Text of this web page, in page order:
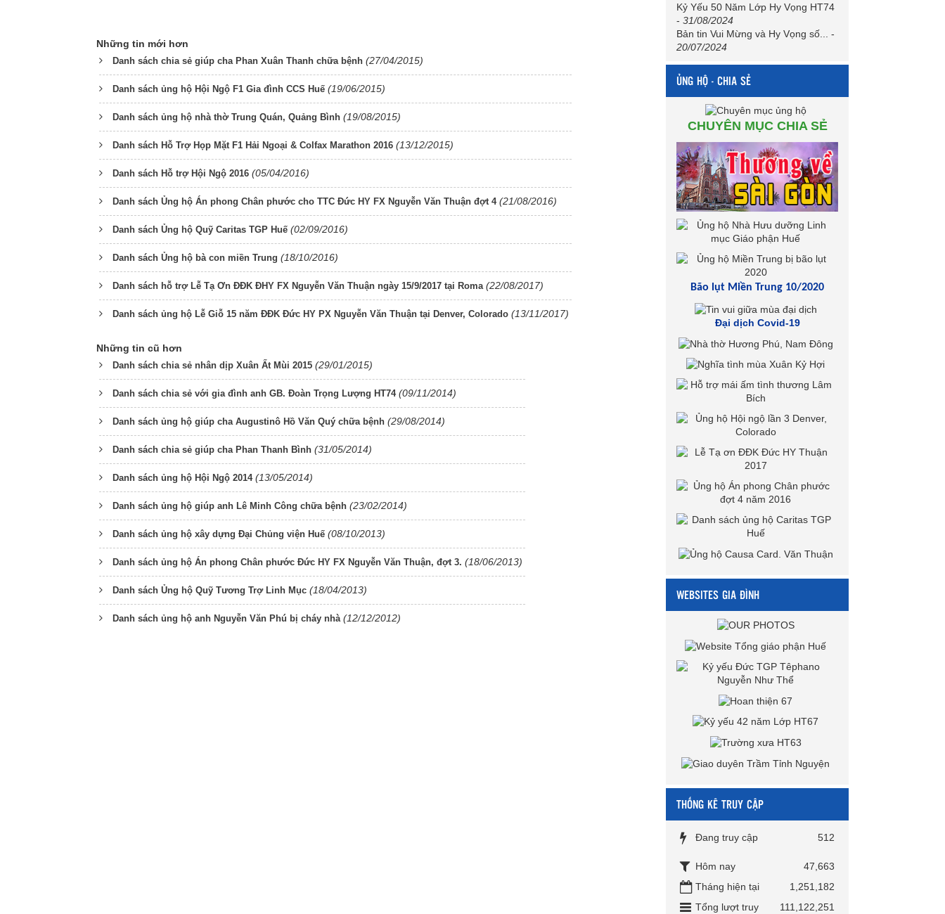
Những tin mới hơn
Danh sách chia sẻ giúp cha Phan Xuân Thanh chữa bệnh (27/04/2015)
Danh sách ủng hộ Hội Ngộ F1 Gia đình CCS Huế (19/06/2015)
Danh sách ủng hộ nhà thờ Trung Quán, Quảng Bình (19/08/2015)
Danh sách Hỗ Trợ Họp Mặt F1 Hải Ngoại & Colfax Marathon 2016 (13/12/2015)
Danh sách Hỗ trợ Hội Ngộ 2016 (05/04/2016)
Danh sách Ủng hộ Án phong Chân phước cho TTC Đức HY FX Nguyễn Văn Thuận đợt 4 (21/08/2016)
Danh sách Ủng hộ Quỹ Caritas TGP Huế (02/09/2016)
Danh sách Ủng hộ bà con miền Trung (18/10/2016)
Danh sách hỗ trợ Lễ Tạ Ơn ĐĐK ĐHY FX Nguyễn Văn Thuận ngày 15/9/2017 tại Roma (22/08/2017)
Danh sách ủng hộ Lễ Giỗ 15 năm ĐĐK Đức HY PX Nguyễn Văn Thuận tại Denver, Colorado (13/11/2017)
Những tin cũ hơn
Danh sách chia sẻ nhân dịp Xuân Ất Mùi 2015 (29/01/2015)
Danh sách chia sẻ với gia đình anh GB. Đoàn Trọng Lượng HT74 (09/11/2014)
Danh sách ủng hộ giúp cha Augustinô Hồ Văn Quý chữa bệnh (29/08/2014)
Danh sách chia sẻ giúp cha Phan Thanh Bình (31/05/2014)
Danh sách ủng hộ Hội Ngộ 2014 (13/05/2014)
Danh sách ủng hộ giúp anh Lê Minh Công chữa bệnh (23/02/2014)
Danh sách ủng hộ xây dựng Đại Chủng viện Huế (08/10/2013)
Danh sách ủng hộ Án phong Chân phước Đức HY FX Nguyễn Văn Thuận, đợt 3. (18/06/2013)
Danh sách Ủng hộ Quỹ Tương Trợ Linh Mục (18/04/2013)
Danh sách ủng hộ anh Nguyễn Văn Phú bị cháy nhà (12/12/2012)
Kỷ Yếu 50 Năm Lớp Hy Vọng HT74
- 31/08/2024
Bản tin Vui Mừng và Hy Vọng số...
-
20/07/2024
ỦNG HỘ - CHIA SẺ
CHUYÊN MỤC CHIA SẺ
Bão lụt Miền Trung 10/2020
Đại dịch Covid-19
WEBSITES GIA ĐÌNH
THỐNG KÊ TRUY CẬP
Đang truy cập 512
Hôm nay
47,663
Tháng hiện tại
1,251,182
Tổng lượt truy
111,122,251